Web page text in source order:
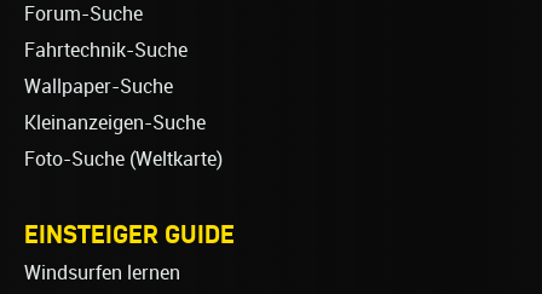
Forum-Suche
Fahrtechnik-Suche
Wallpaper-Suche
Kleinanzeigen-Suche
Foto-Suche (Weltkarte)
EINSTEIGER GUIDE
Windsurfen lernen